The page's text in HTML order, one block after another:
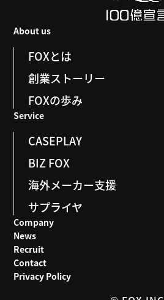
About us
FOXとは
創業ストーリー
FOXの歩み
Service
CASEPLAY
BIZ FOX
海外メーカー支援
サプライヤ
Company
News
Recruit
Contact
Privacy Policy